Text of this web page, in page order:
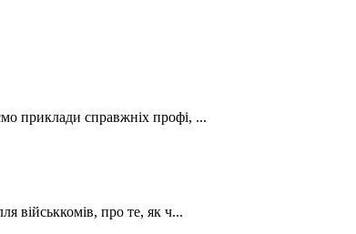
приклади справжніх профі, ...
військкомів, про те, як ч...